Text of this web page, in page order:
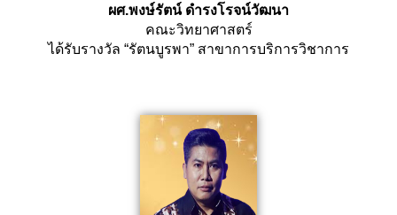
ผศ.พงษ์รัตน์ ดำรงโรจน์วัฒนา
คณะวิทยาศาสตร์
ได้รับรางวัล “รัตนบูรพา” สาขาการบริการวิชาการ